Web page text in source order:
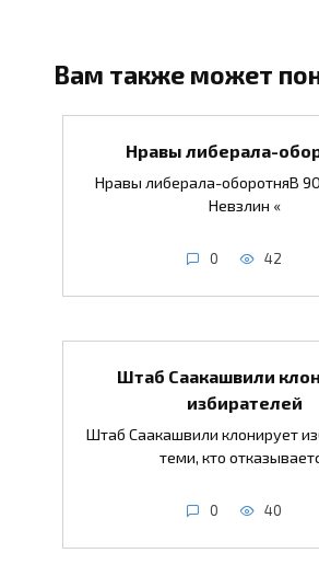
Вам также может
Нравы либерала-
Нравы либерала-оборотняВ
Невзлин «
0 42
Штаб Саакашвили
избирателей
Штаб Саакашвили клонирует
теми, кто
0 40